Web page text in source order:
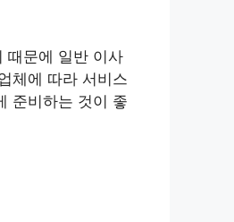
때문에 일반 이사
체에 따라 서비스
준비하는 것이 좋